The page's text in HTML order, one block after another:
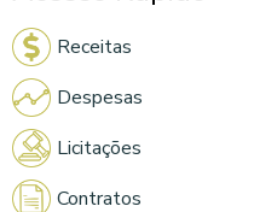
Receitas
Despesas
Licitações
Contratos